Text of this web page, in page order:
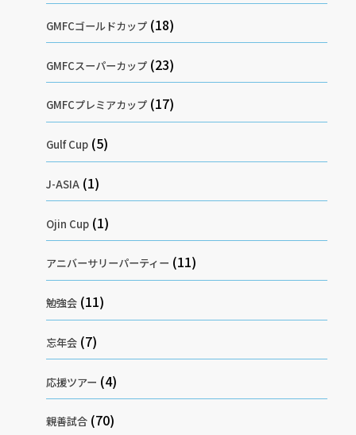
GMFCゴールドカップ (18)
GMFCスーパーカップ (23)
GMFCプレミアカップ (17)
Gulf Cup (5)
J-ASIA (1)
Ojin Cup (1)
アニバーサリーパーティー (11)
勉強会 (11)
忘年会 (7)
応援ツアー (4)
親善試合 (70)